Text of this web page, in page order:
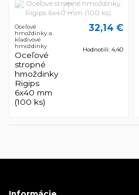
Oceľové
hmoždinky a
kladivové
hmoždinky
Oceľové
stropné
hmoždinky
Rigips
6x40 mm
(100 ks)
32,14 €
Hodnotili: 4,40